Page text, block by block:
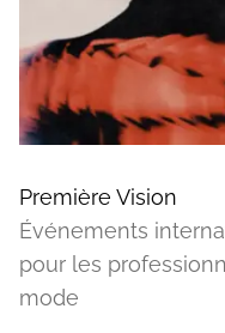
Première Vision
Événements
pour les
mode